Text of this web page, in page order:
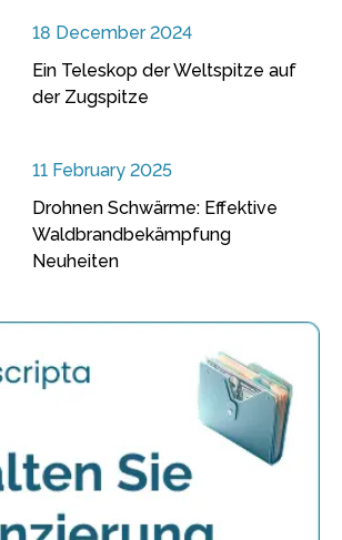
18 December 2024
Ein Teleskop der Weltspitze auf
der Zugspitze
11 February 2025
Drohnen Schwärme: Effektive
Waldbrandbekämpfung
Neuheiten